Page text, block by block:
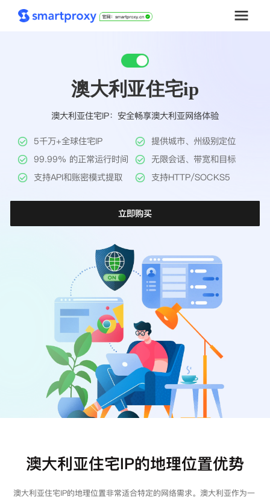
解决方案
工具
帮助中心
澳大利亚住宅ip
澳大利亚住宅IP：安全畅享澳大利亚网络体验
5千万+全球住宅IP
提供城市、州级别定位
99.99% 的正常运行时间
无限会话、带宽和目标
支持API和账密模式提取
支持HTTP/SOCKS5
立即购买
澳大利亚住宅IP的地理位置优势
澳大利亚住宅IP的地理位置非常适合特定的网络需求。澳大利亚作为一